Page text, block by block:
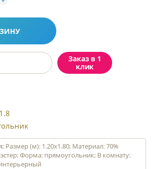
Заказ в 1
клик
Размер (м): 1.20x1.80; Материал: 70%
Форма: прямоугольник; В комнату: